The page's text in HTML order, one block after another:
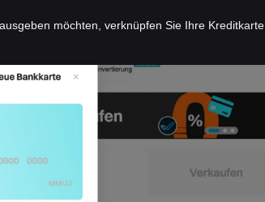
möchten, verknüpfen Sie Ihre